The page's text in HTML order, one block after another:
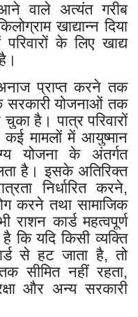
वाले अत्यंत गरीब
खाद्यान्न दिया
के लिए खाद्य
प्राप्त करने तक
योजनाओं तक
है। पात्र परिवारों
मामलों में आयुष्मान
योजना के अंतर्गत
है। इसके अतिरिक्त
निर्धारित करने,
करने तथा सामाजिक
कार्ड महत्वपूर्ण
कि यदि किसी व्यक्ति
से हट जाता है, तो
सीमित नहीं रहता,
और अन्य सरकारी